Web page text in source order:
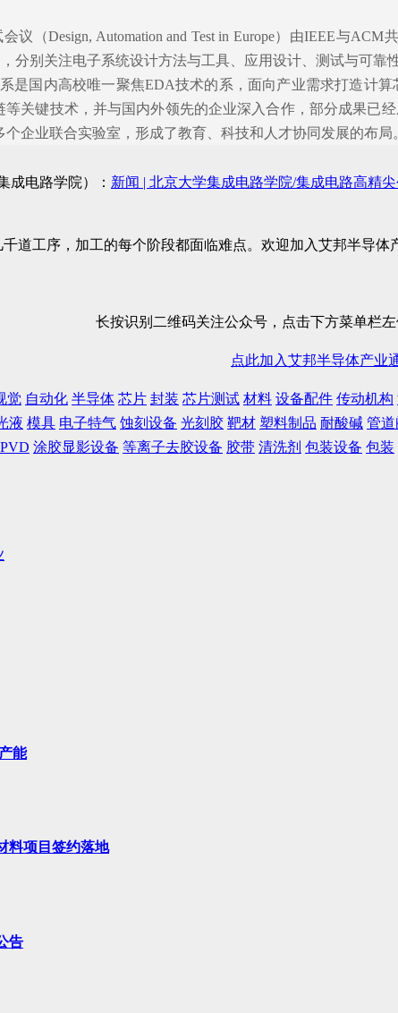
议（Design, Automation and Test in Europe）由IEEE与
分别关注电子系统设计方法与工具、应用设计、测试与可靠
是国内高校唯一聚焦EDA技术的系，面向产业需求打造计
关键技术，并与国内外领先的企业深入合作，部分成果已
企业联合实验室，形成了教育、科技和人才协同发展的布局
成电路学院）： 新闻 | 北京大学集成电路学院/集成电路高精
道工序，加工的每个阶段都面临难点。欢迎加入艾邦半导体
长按识别二维码关注公众号，点击下方菜单栏左
点此加入艾邦半导体产业
觉 自动化 半导体 芯片 封装 芯片测试 材料 设备配件 传动机构
液 模具 电子特气 蚀刻设备 光刻胶 靶材 塑料制品 耐酸碱 管道
PVD 涂胶显影设备 等离子去胶设备 胶带 清洗剂 包装设备 包装
能
料项目签约落地
告